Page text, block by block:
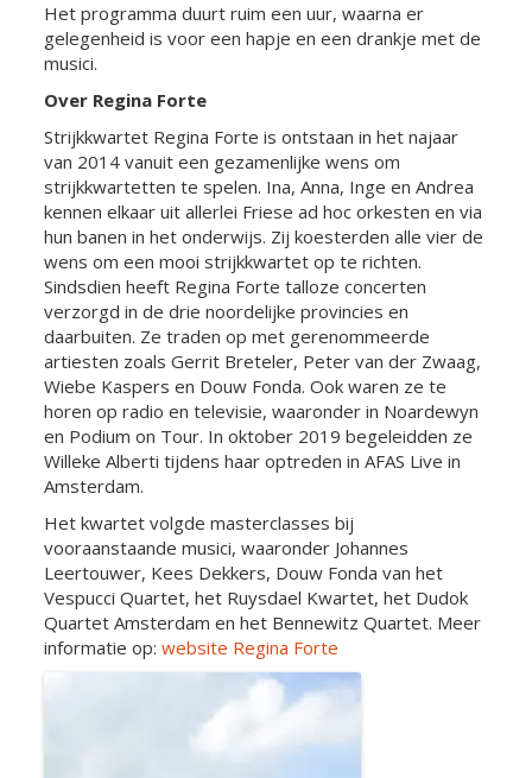
Het programma duurt ruim een uur, waarna er
gelegenheid is voor een hapje en een drankje met de
musici.
Over Regina Forte
Strijkkwartet Regina Forte is ontstaan in het najaar
van 2014 vanuit een gezamenlijke wens om
strijkkwartetten te spelen. Ina, Anna, Inge en Andrea
kennen elkaar uit allerlei Friese ad hoc orkesten en via
hun banen in het onderwijs. Zij koesterden alle vier de
wens om een mooi strijkkwartet op te richten.
Sindsdien heeft Regina Forte talloze concerten
verzorgd in de drie noordelijke provincies en
daarbuiten. Ze traden op met gerenommeerde
artiesten zoals Gerrit Breteler, Peter van der Zwaag,
Wiebe Kaspers en Douw Fonda. Ook waren ze te
horen op radio en televisie, waaronder in Noardewyn
en Podium on Tour. In oktober 2019 begeleidden ze
Willeke Alberti tijdens haar optreden in AFAS Live in
Amsterdam.
Het kwartet volgde masterclasses bij
vooraanstaande musici, waaronder Johannes
Leertouwer, Kees Dekkers, Douw Fonda van het
Vespucci Quartet, het Ruysdael Kwartet, het Dudok
Quartet Amsterdam en het Bennewitz Quartet. Meer
informatie op:website Regina Forte